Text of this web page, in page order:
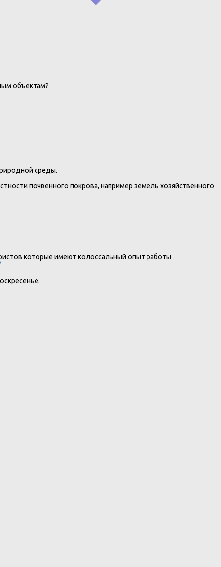
объектам?
среды.
почвенного покрова, например земель хозяйственного
которые имеют колоссальный опыт работы